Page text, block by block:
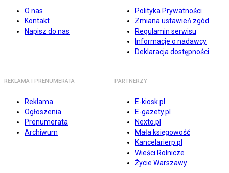
O nas
Kontakt
Napisz do nas
Polityka Prywatności
Zmiana ustawień zgód
Regulamin serwisu
Informacje o nadawcy
Deklaracja dostępności
REKLAMA I PRENUMERATA
Reklama
Ogłoszenia
Prenumerata
Archiwum
PARTNERZY
E-kiosk.pl
E-gazety.pl
Nexto.pl
Mała księgowość
Kancelarierp.pl
Wieści Rolnicze
Życie Warszawy